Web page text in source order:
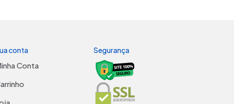
conta
Conta
Segurança